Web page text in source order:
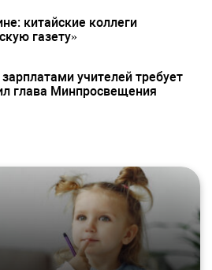
китайские коллеги
газету»
учителей требует
глава Минпросвещения